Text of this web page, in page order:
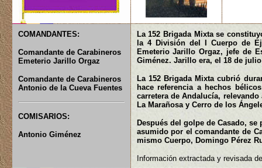
COMANDANTES:
Comandante de Carabineros
Emeterio Jarillo Orgaz
Comandante de Carabineros
Antonio de la Cueva Fuentes
COMISARIOS:
Antonio Giménez
La 152 Brigada Mixta se
la 4 División del I Cuerpo de
Emeterio Jarillo Orgaz, jefe de
Giménez. Jarillo era, el 18 de
La 152 Brigada Mixta cubrió
hace referencia a hechos
carretera de Andalucía,
La Marañosa y Cerro de los
Después del golpe de Casado,
asumido por el comandante de
mismo Cuerpo, Domingo Pérez
Información extractada y revisada